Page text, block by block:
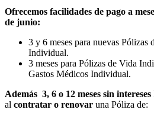
Ofrecemos facilidades de pago a
de junio:
3 y 6 meses para nuevas Pólizas
Individual.
3 meses para Pólizas de Vida
Gastos Médicos Individual.
Además 3, 6 o 12 meses sin intereses
al contratar o renovar una Póliza de: